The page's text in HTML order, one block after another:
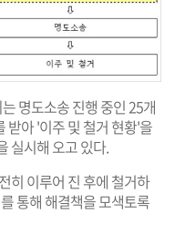
명도소송 진행 중인 25개
받아 '이주 및 철거 현황'을
실시해 오고 있다.
히 이루어 진 후에 철거하
통해 해결책을 모색토록